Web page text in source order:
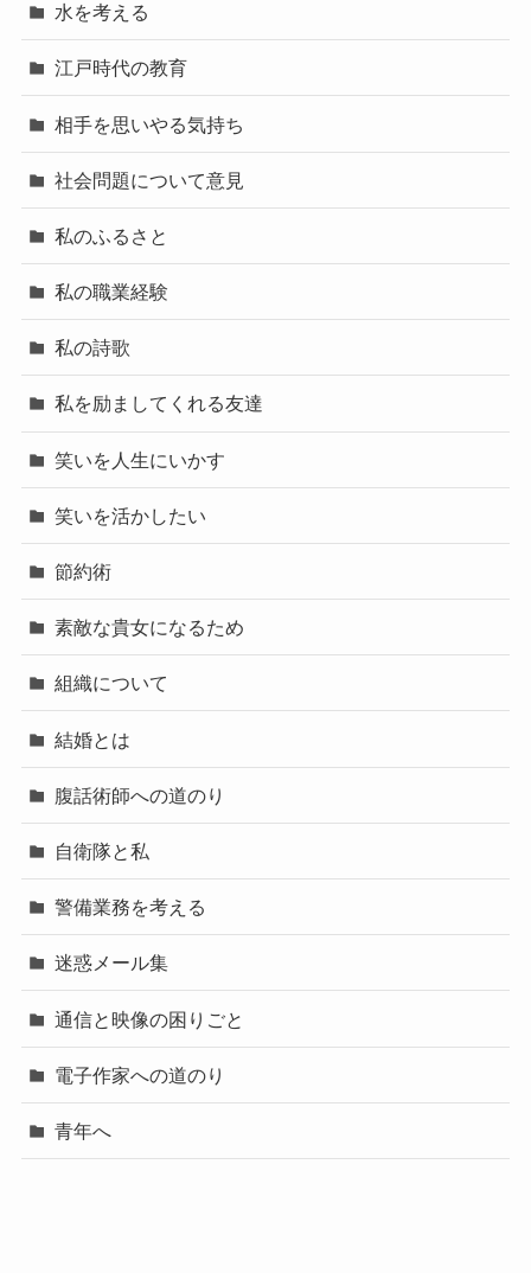
水を考える
江戸時代の教育
相手を思いやる気持ち
社会問題について意見
私のふるさと
私の職業経験
私の詩歌
私を励ましてくれる友達
笑いを人生にいかす
笑いを活かしたい
節約術
素敵な貴女になるため
組織について
結婚とは
腹話術師への道のり
自衛隊と私
警備業務を考える
迷惑メール集
通信と映像の困りごと
電子作家への道のり
青年へ